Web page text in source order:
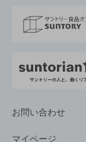
採用情報
お問い合わせ
マイページ